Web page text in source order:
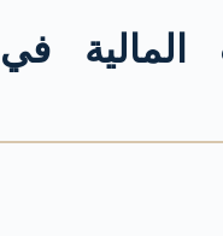
المالية في